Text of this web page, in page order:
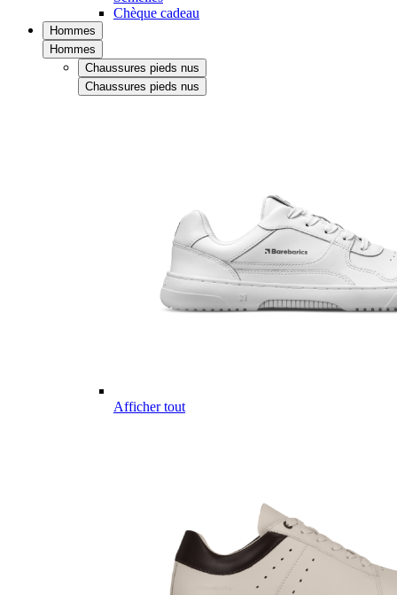
Chèque cadeau
Hommes
Hommes
Chaussures pieds nus
Chaussures pieds nus
Afficher tout